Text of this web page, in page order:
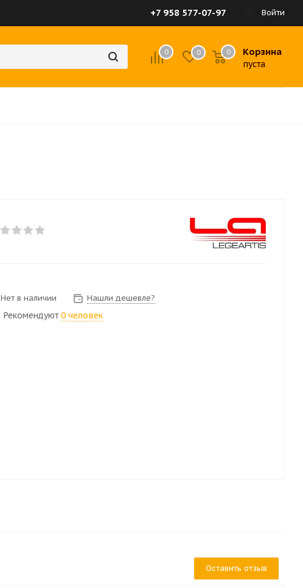
Войти
+7 958 577-07-97
0 0 Корзина
пуста
0
Нет в наличии Нашли дешевле?
Рекомендуют 0 человек
Оставить отзыв